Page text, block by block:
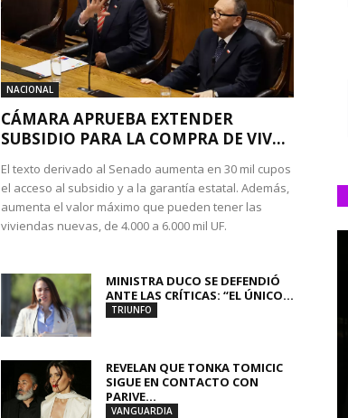
NACIONAL
CÁMARA APRUEBA EXTENDER
SUBSIDIO PARA LA COMPRA DE VIV...
El texto derivado al Senado aumenta en 30 mil cupos
el acceso al subsidio y a la garantía estatal. Además,
aumenta el valor máximo que pueden tener las
viviendas nuevas, de 4.000 a 6.000 mil UF.
MINISTRA DUCO SE DEFENDIÓ
ANTE LAS CRÍTICAS: “EL ÚNICO...
TRIUNFO
REVELAN QUE TONKA TOMICIC
SIGUE EN CONTACTO CON
PARIVE...
VANGUARDIA